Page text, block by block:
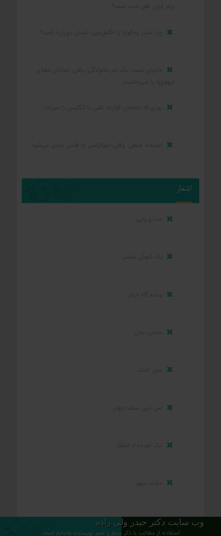
چرا سارتر چه‌گوارا را «کامل‌ترین انسان دوران» نامید؟
ماجرای غصب یک نام خانوادگی؛ وقتی رضاخان معنای
«پهلوی» را نمی‌دانست
اشعار
یک آغوش بیشتر
وعده گاه خیال
ساعتی بمان
وب سایت دکتر حیدر ولی زاده
استفاده از مطالب با ذکر منبع و اسم نویسنده بلامانع است.